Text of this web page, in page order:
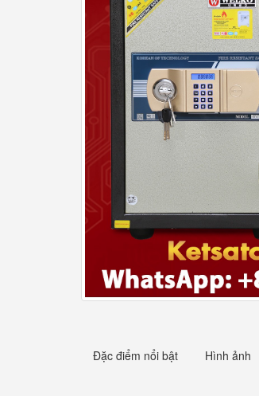
Đặc điểm nổi bật Hình ảnh